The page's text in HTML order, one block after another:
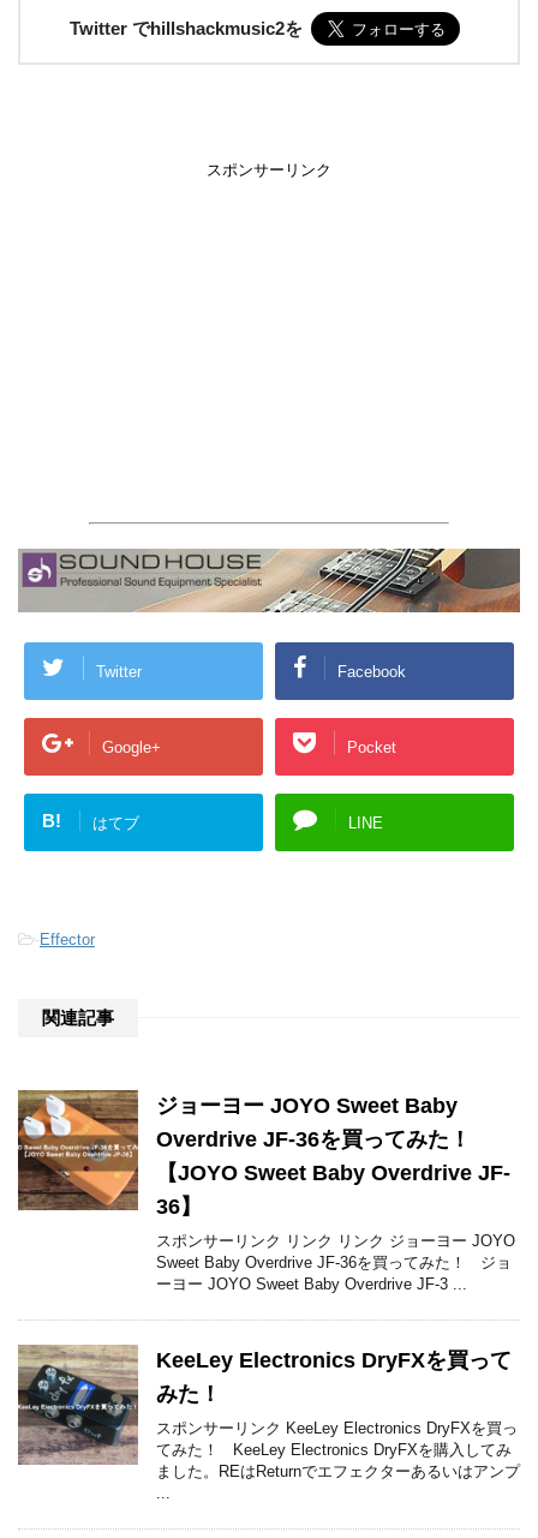
Twitter でhillshackmusic2を
スポンサーリンク
Twitter Facebook
Google+ Pocket
B! はてブ LINE
-Effector
関連記事
ジョーヨー JOYO Sweet Baby
Overdrive JF-36を買ってみた！
【JOYO Sweet Baby Overdrive JF-
36】
スポンサーリンク リンク リンク ジョーヨー JOYO
Sweet Baby Overdrive JF-36を買ってみた！ ジョ
ーヨー JOYO Sweet Baby Overdrive JF-3 ...
KeeLey Electronics DryFXを買って
みた！
スポンサーリンク KeeLey Electronics DryFXを買っ
てみた！ KeeLey Electronics DryFXを購入してみ
ました。REはReturnでエフェクターあるいはアンプ
...